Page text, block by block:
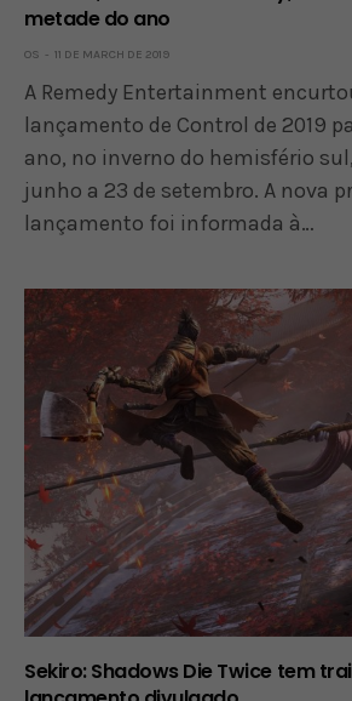
metade do ano
OS 11 DE MARCH DE 2019
A Remedy Entertainment
lançamento de Control de 2019
ano, no inverno do hemisfério
junho a 23 de setembro. A nova
lançamento foi informada à…
Sekiro: Shadows Die Twice tem